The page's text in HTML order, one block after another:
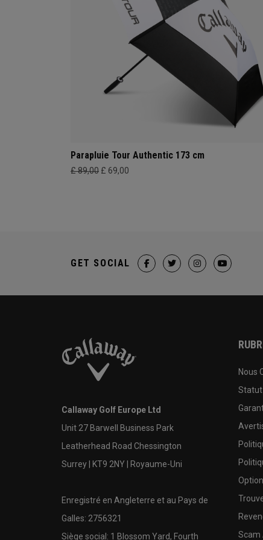
Parapluie Tour Authentic 173 cm
£ 89,00 £ 69,00
GET SOCIAL
Callaway Golf Europe Ltd
Unit 27 Barwell Business Park
Leatherhead Road Chessington
Surrey | KT9 2NY | Royaume-Uni
Enregistré en Angleterre et au Pays de
Galles: 2756321
Siège social: 1 Blossom Yard, Fourth
Nous
Statut
Scam